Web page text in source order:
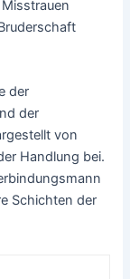
der
der
von
Handlung bei.
Schichten der